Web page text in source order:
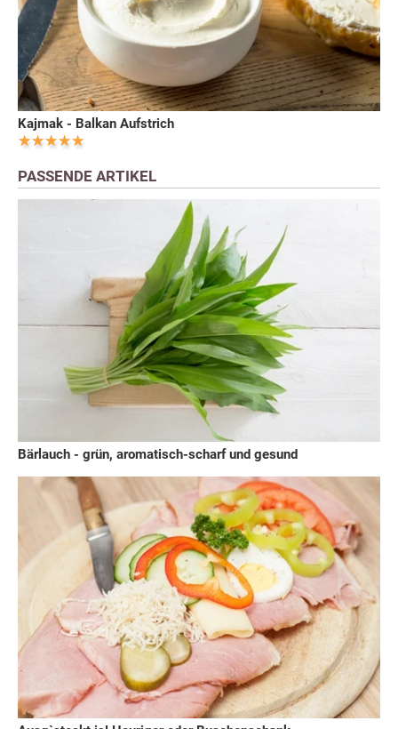
Kajmak - Balkan Aufstrich
PASSENDE ARTIKEL
Bärlauch - grün, aromatisch-scharf und gesund